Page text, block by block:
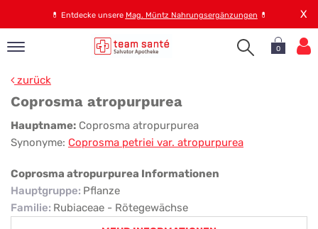
💊 Entdecke unsere Mag. Müntz Nahrungsergänzungen 💊 X
0
zurück
Coprosma atropurpurea
Coprosma
atropurpurea
Hauptname: Coprosma atropurpurea
Synonyme: Coprosma petriei var. atropurpurea
Coprosma atropurpurea Informationen
Hauptgruppe: Pflanze
Familie: Rubiaceae - Rötegewächse